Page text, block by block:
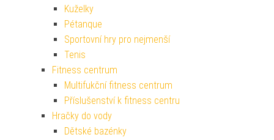
Kuželky
Pétanque
Sportovní hry pro nejmenší
Tenis
Fitness centrum
Multifukční fitness centrum
Příslušenství k fitness centru
Hračky do vody
Dětské bazénky